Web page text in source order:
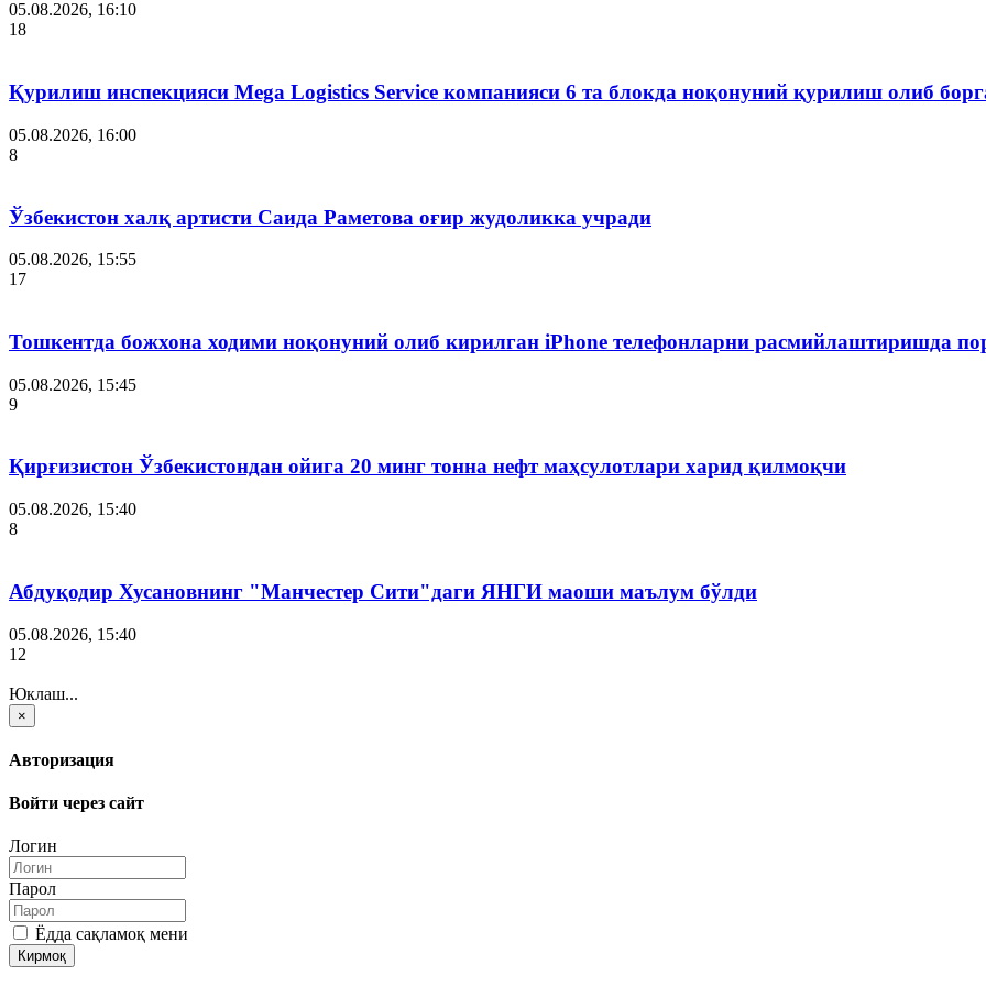
05.08.2026, 16:10
18
Қурилиш инспекцияси Мega Logistics Service компанияси 6 та блокда ноқонуний қурилиш олиб
05.08.2026, 16:00
8
Ўзбекистон халқ артисти Саида Раметова оғир жудоликка учради
05.08.2026, 15:55
17
Тошкентда божхона ходими ноқонуний олиб кирилган iPhone телефонларни расмийлаштиришда
05.08.2026, 15:45
9
Қирғизистон Ўзбекистондан ойига 20 минг тонна нефт маҳсулотлари харид қилмоқчи
05.08.2026, 15:40
8
Абдуқодир Хусановнинг "Манчестер Сити"даги ЯНГИ маоши маълум бўлди
05.08.2026, 15:40
12
Юклаш...
×
Авторизация
Войти через сайт
Логин
Парол
Ёдда сақламоқ мени